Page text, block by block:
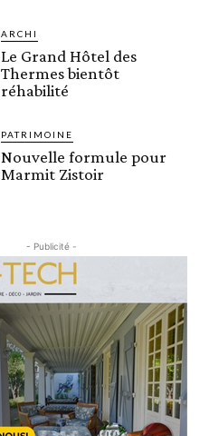
ARCHI
Le Grand Hôtel des
Thermes bientôt
réhabilité
PATRIMOINE
Nouvelle formule pour
Marmit Zistoir
- Publicité -